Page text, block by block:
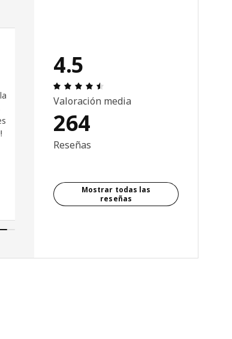
4.5
Valoración media
264
Reseñas
Mostrar todas las
reseñas